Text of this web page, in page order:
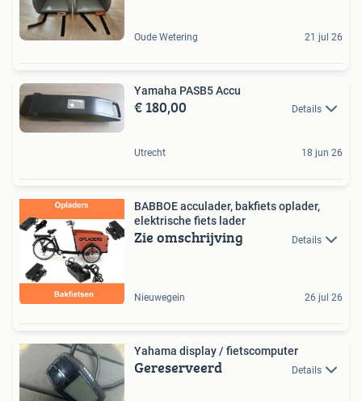
Oude Wetering 21 jul 26
Yamaha PASB5 Accu
€ 180,00 Details
Utrecht 18 jun 26
BABBOE acculader, bakfiets oplader,
elektrische fiets lader
Zie omschrijving Details
Nieuwegein 26 jul 26
Yahama display / fietscomputer
Gereserveerd Details